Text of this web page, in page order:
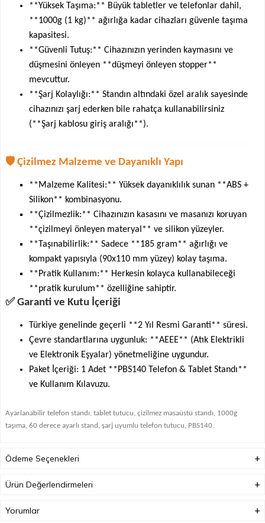
**Yüksek Taşıma:** Büyük tabletler ve telefonlar dahil,
**1000g (1 kg)** ağırlığa kadar cihazları güvenle taşıma
kapasitesi.
**Güvenli Tutuş:** Cihazınızın yerinden kaymasını ve
düşmesini önleyen **düşmeyi önleyen stopper**
mevcuttur.
**Şarj Kolaylığı:** Standın altındaki özel aralık sayesinde
cihazınızı şarj ederken bile rahatça kullanabilirsiniz
(**Şarj kablosu giriş aralığı**).
🛡️ Çizilmez Malzeme ve Dayanıklı Yapı
**Malzeme Kalitesi:** Yüksek dayanıklılık sunan **ABS +
Silikon** kombinasyonu.
**Çizilmezlik:** Cihazınızın kasasını ve masanızı koruyan
**çizilmeyi önleyen materyal** ve silikon yüzeyler.
**Taşınabilirlik:** Sadece **185 gram** ağırlığı ve
kompakt yapısıyla (90x110 mm yüzey) kolay taşıma.
**Pratik Kullanım:** Herkesin kolayca kullanabileceği
**pratik kurulum** özelliğine sahiptir.
✅ Garanti ve Kutu İçeriği
Türkiye genelinde geçerli **2 Yıl Resmi Garanti** süresi.
Çevre standartlarına uygunluk: **AEEE** (Atık Elektrikli
ve Elektronik Eşyalar) yönetmeliğine uygundur.
Paket İçeriği: 1 Adet **PBS140 Telefon & Tablet Standı**
ve Kullanım Kılavuzu.
Ayarlanabilir telefon standı, tablet tutucu, çizilmez masaüstü standı, 1000g
taşıma, 60 derece ayarlı stand, şarj uyumlu telefon tutucu, PBS140.
Ödeme Seçenekleri
Ürün Değerlendirmeleri
Yorumlar